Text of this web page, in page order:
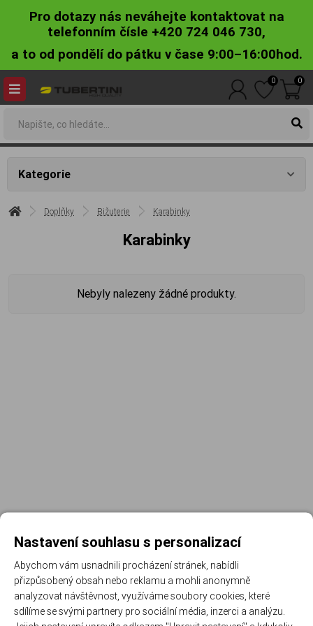
Pro dotazy nás neváhejte kontaktovat na
telefonním čísle +420 724 046 730,
a to od pondělí do pátku v čase 9:00–16:00hod.
0 0
Kategorie
Doplňky Bižuterie Karabinky
Karabinky
Nebyly nalezeny žádné produkty.
Registrujte se k odběru newsletteru a už Vám
nic neunikne
Nastavení souhlasu s personalizací
Abychom vám usnadnili procházení stránek, nabídli
přizpůsobený obsah nebo reklamu a mohli anonymně
analyzovat návštěvnost, využíváme soubory cookies, které
sdílíme se svými partnery pro sociální média, inzerci a analýzu.